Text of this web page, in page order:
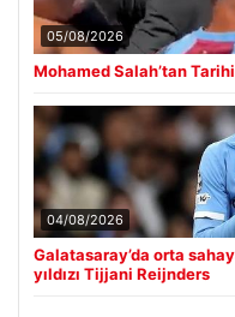
05/08/2026
Mohamed Salah’tan
04/08/2026
Galatasaray’da orta
yıldızı Tijjani Reijnders